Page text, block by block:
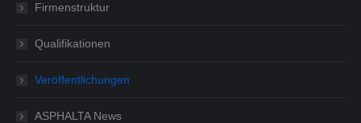
Firmenstruktur
Qualifikationen
Veröffentlichungen
ASPHALTA News